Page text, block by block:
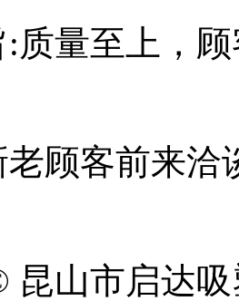
质量至上，
顾客前来洽
昆山市启达